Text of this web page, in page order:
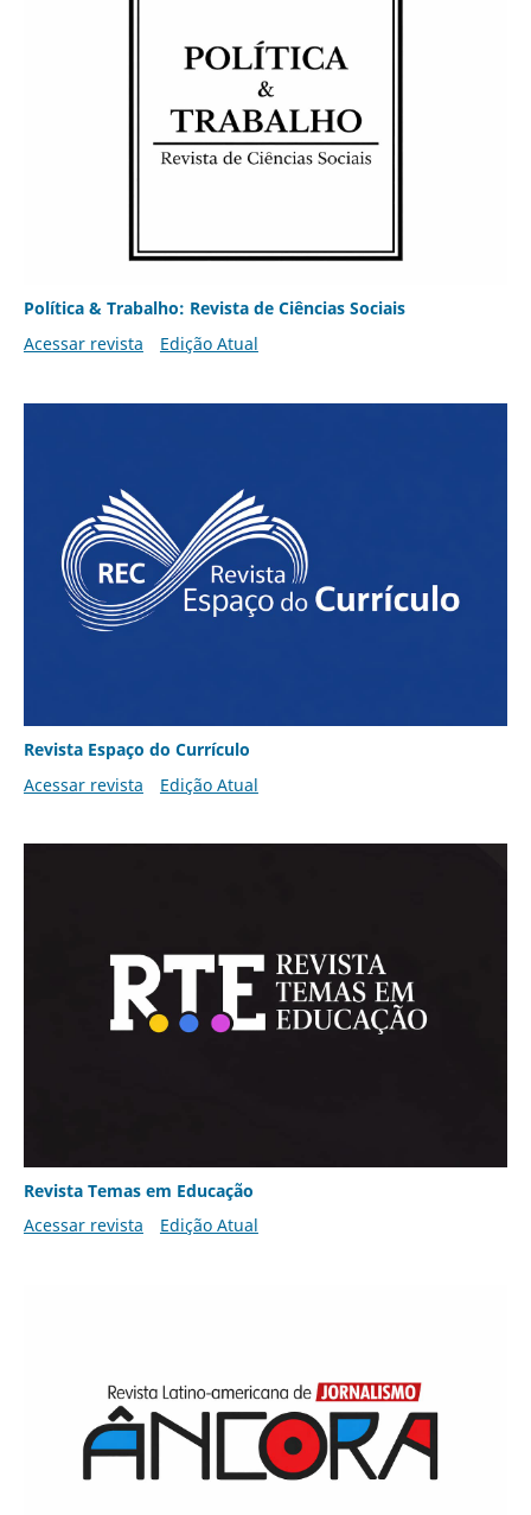
Política & Trabalho: Revista de Ciências Sociais
Acessar revista
Edição Atual
Revista Espaço do Currículo
Acessar revista
Edição Atual
Revista Temas em Educação
Acessar revista
Edição Atual